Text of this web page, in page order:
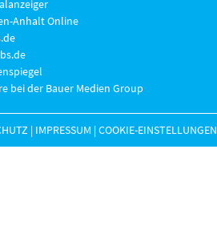
Anhalt Online
bei der Bauer Medien Group
| IMPRESSUM |COOKIE-EINSTELLUNGEN